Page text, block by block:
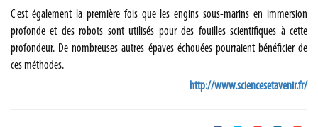
C'est également la première fois que les engins sous-marins en immersion
profonde et des robots sont utilisés pour des fouilles scientifiques à cette
profondeur. De nombreuses autres épaves échouées pourraient bénéficier de
ces méthodes.
http://www.sciencesetavenir.fr/